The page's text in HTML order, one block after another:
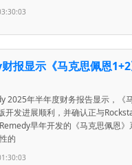
报显示《马克思佩恩
2025年半年度财务报告显示，《
开发进展顺利，并确认正与
早年开发的《马克思佩恩》
的